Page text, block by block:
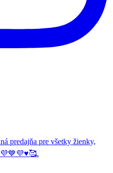
predajňa pre všetky žienky,